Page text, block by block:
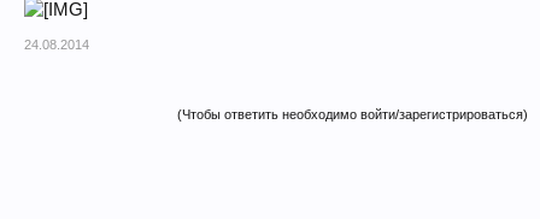
24.08.2014
(Чтобы ответить необходимо войти/зарегистрироваться)